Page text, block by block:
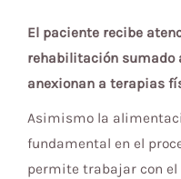
El paciente recibe
rehabilitación sumado
anexionan a terapias
Asimismo la
fundamental en el
permite trabajar con el